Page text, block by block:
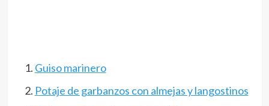
Guiso marinero
Potaje de garbanzos con almejas y langostinos